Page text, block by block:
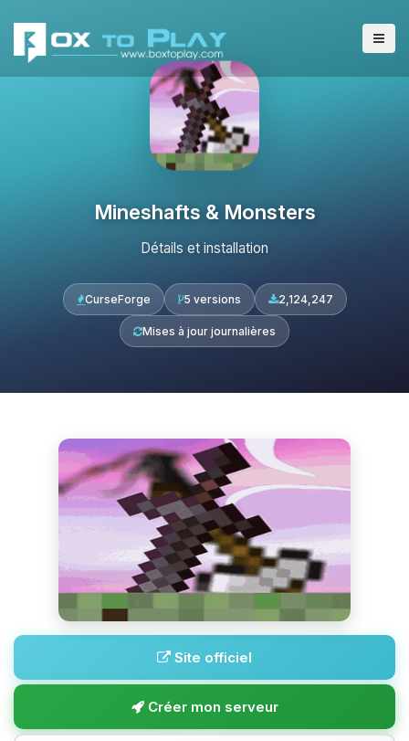
Mineshafts & Monsters
Détails et installation
CurseForge 5 versions 2,124,247
Mises à jour journalières
Site officiel
Créer mon serveur